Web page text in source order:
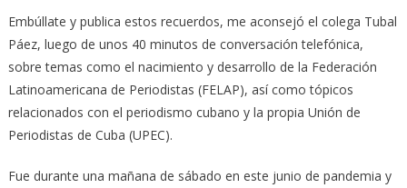
Embúllate y publica estos recuerdos, me aconsejó el colega Tubal
Páez, luego de unos 40 minutos de conversación telefónica,
sobre temas como el nacimiento y desarrollo de la Federación
Latinoamericana de Periodistas (FELAP), así como tópicos
relacionados con el periodismo cubano y la propia Unión de
Periodistas de Cuba (UPEC).
Fue durante una mañana de sábado en este junio de pandemia y